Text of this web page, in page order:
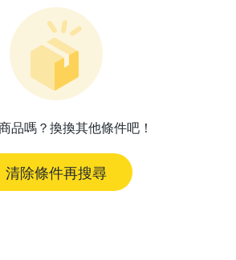
品嗎？換換其他條件吧！
清除條件再搜尋